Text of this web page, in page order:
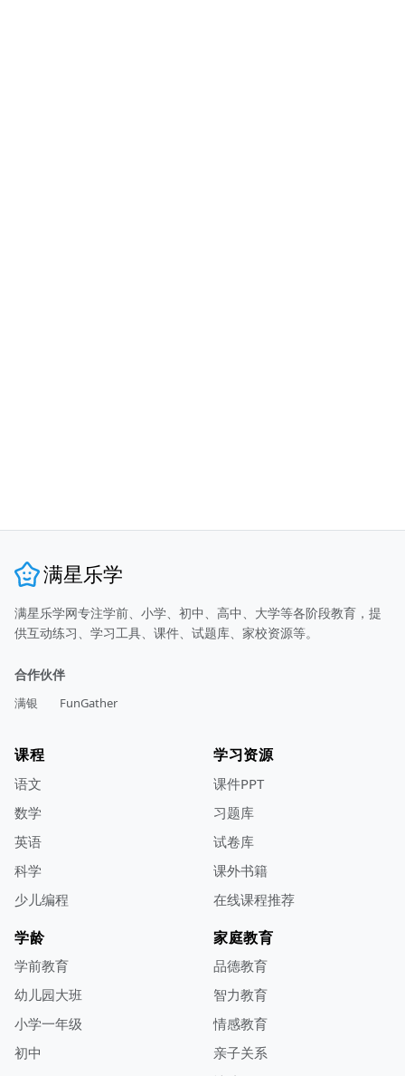
满星乐学
满星乐学网专注学前、小学、初中、高中、大学等各阶段教育，提
供互动练习、学习工具、课件、试题库、家校资源等。
合作伙伴
满银 FunGather
课程
语文
数学
英语
科学
少儿编程
学习资源
课件PPT
习题库
试卷库
课外书籍
在线课程推荐
学龄
学前教育
幼儿园大班
小学一年级
初中
家庭教育
品德教育
智力教育
情感教育
亲子关系